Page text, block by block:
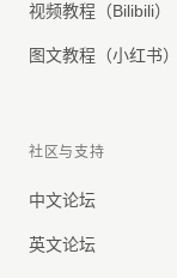
视频教程（Bilibili）
图文教程（小红书）
社区与支持
中文论坛
英文论坛